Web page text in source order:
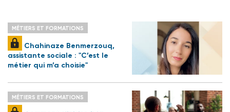
MÉTIERS ET FORMATIONS
Chahinaze Benmerzouq,
assistante sociale : "C’est le
métier qui m’a choisie"
MÉTIERS ET FORMATIONS